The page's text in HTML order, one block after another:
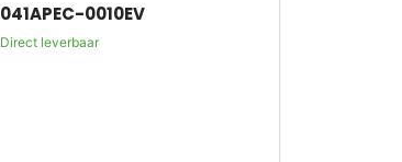
041APEC-0010EV
Direct leverbaar